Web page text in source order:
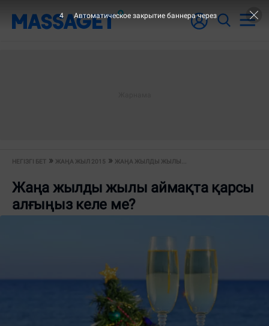
НЕГІЗГІ БЕТ ЖАҢА ЖЫЛ 2015 ЖАҢА ЖЫЛДЫ ЖЫЛЫ...
Жаңа жылды жылы аймақта қарсы
алғыңыз келе ме?
3 Автоматическое закрытие баннера через